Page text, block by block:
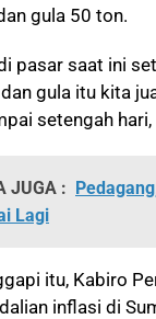
gula 50 ton.
pasar saat ini
gula itu kita
setengah
JUGA :
Lagi
itu, Kabiro
inflasi di